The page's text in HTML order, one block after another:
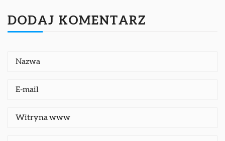
DODAJ KOMENTARZ